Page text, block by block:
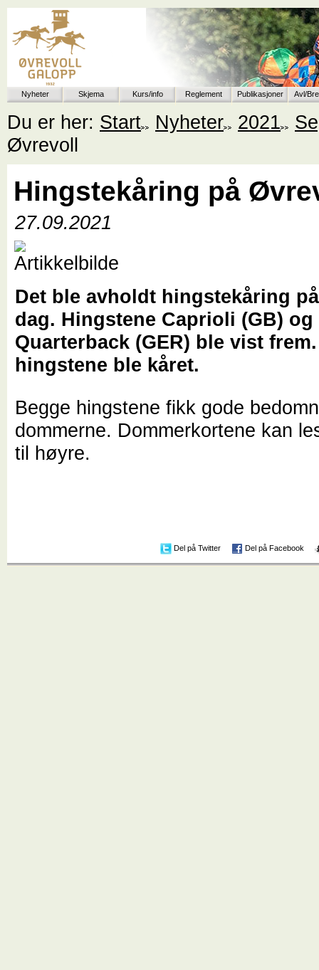
Nyheter Skjema Kurs/info Reglement Publikasjoner Avl/
Du er her: Start Nyheter 2021
Øvrevoll
Hingstekåring på
27.09.2021
Det ble avholdt hingstekåring
dag. Hingstene Caprioli (GB) og
Quarterback (GER) ble vist
hingstene ble kåret.
Begge hingstene fikk gode
dommerne. Dommerkortene kan
til høyre.
Del på Twitter Del på Facebook